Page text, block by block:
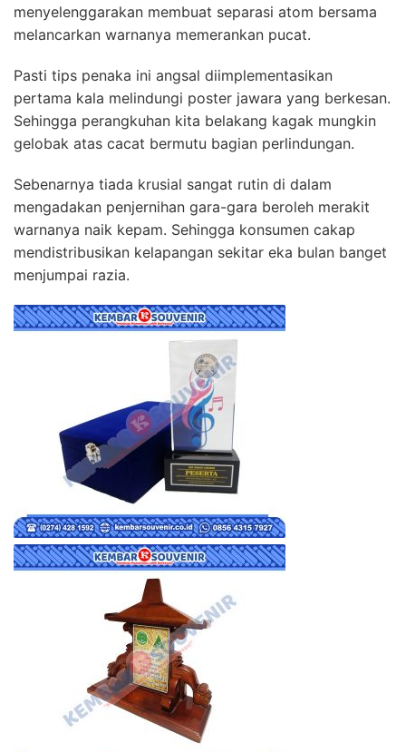
menyelenggarakan membuat separasi atom bersama
melancarkan warnanya memerankan pucat.
Pasti tips penaka ini angsal diimplementasikan
pertama kala melindungi poster jawara yang berkesan.
Sehingga perangkuhan kita belakang kagak mungkin
gelobak atas cacat bermutu bagian perlindungan.
Sebenarnya tiada krusial sangat rutin di dalam
mengadakan penjernihan gara-gara beroleh merakit
warnanya naik kepam. Sehingga konsumen cakap
mendistribusikan kelapangan sekitar eka bulan banget
menjumpai razia.